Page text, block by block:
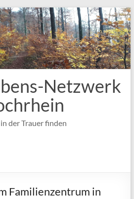
Netzwerk
der Trauer finden
Familienzentrum in